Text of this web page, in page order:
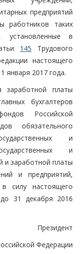
предприятий
работников таких
установленные в
145 Трудового
настоящего
января 2017 года.
заработной платы
бухгалтеров
Российской
обязательного
и
и
и заработной платы
и предприятий,
силу настоящего
31 декабря 2016
Президент
Федерации